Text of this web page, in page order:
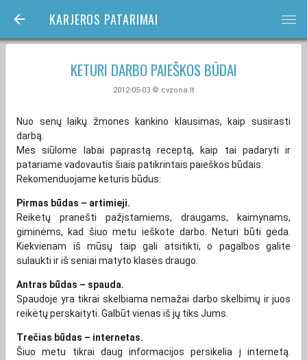
KARJEROS PATARIMAI bars
KETURI DARBO PAIEŠKOS BŪDAI
2012-05-03 © cvzona.lt
Nuo senų laikų žmones kankino klausimas, kaip susirasti
darbą.
Mes siūlome labai paprastą receptą, kaip tai padaryti ir
patariame vadovautis šiais patikrintais paieškos būdais.
Rekomenduojame keturis būdus:
Pirmas būdas – artimieji.
Reikėtų pranešti pažįstamiems, draugams, kaimynams,
giminėms, kad šiuo metu ieškote darbo. Neturi būti gėda.
Kiekvienam iš mūsų taip gali atsitikti, o pagalbos galite
sulaukti ir iš seniai matyto klasės draugo.
Antras būdas – spauda.
Spaudoje yra tikrai skelbiama nemažai darbo skelbimų ir juos
reikėtų perskaityti. Galbūt vienas iš jų tiks Jums.
Trečias būdas – internetas.
Šiuo metu tikrai daug informacijos persikelia į internetą.